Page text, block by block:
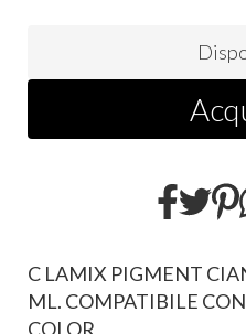
C LAMIX PIGMENT
ML. COMPATIBILE
COLOR